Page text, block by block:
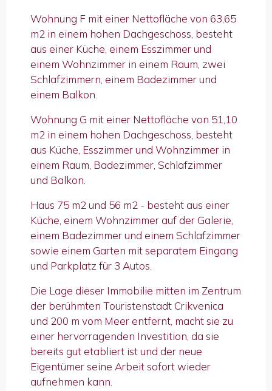
Wohnung F mit einer Nettofläche von 63,65
m2 in einem hohen Dachgeschoss, besteht
aus einer Küche, einem Esszimmer und
einem Wohnzimmer in einem Raum, zwei
Schlafzimmern, einem Badezimmer und
einem Balkon.
Wohnung G mit einer Nettofläche von 51,10
m2 in einem hohen Dachgeschoss, besteht
aus Küche, Esszimmer und Wohnzimmer in
einem Raum, Badezimmer, Schlafzimmer
und Balkon.
Haus 75 m2 und 56 m2 - besteht aus einer
Küche, einem Wohnzimmer auf der Galerie,
einem Badezimmer und einem Schlafzimmer
sowie einem Garten mit separatem Eingang
und Parkplatz für 3 Autos.
Die Lage dieser Immobilie mitten im Zentrum
der berühmten Touristenstadt Crikvenica
und 200 m vom Meer entfernt, macht sie zu
einer hervorragenden Investition, da sie
bereits gut etabliert ist und der neue
Eigentümer seine Arbeit sofort wieder
aufnehmen kann.